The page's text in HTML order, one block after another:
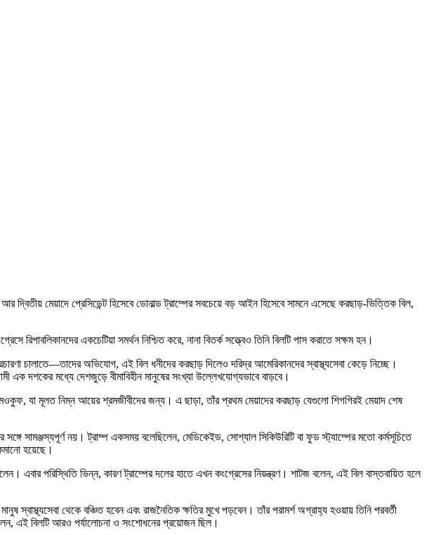
দ্বিতীয় মেয়াদে প্রেসিডেন্ট হিসেবে ডোনাল্ড ট্রাম্পের সবচেয়ে বড় আইন হিসেবে সামনে এসেছে করছাড়-ভিত্তিক বিল,
রিপাবলিকানদের একচেটিয়া সমর্থন নিশ্চিত করে, নানা বিতর্ক সত্ত্বেও তিনি বিলটি পাস করাতে সক্ষম হন।
চালাতে—তাদের অভিযোগ, এই বিল ধনীদের করছাড় দিলেও দরিদ্র আমেরিকানদের স্বাস্থ্যসেবা কেড়ে নিচ্ছে।
এক দশকের মধ্যে দেশজুড়ে বীমাবিহীন মানুষের সংখ্যা উল্লেখযোগ্যভাবে বাড়বে।
যা মূলত নিম্ন আয়ের শ্রমজীবীদের জন্য। এ ছাড়া, তাঁর প্রথম মেয়াদের করছাড় যেগুলো শিগগিরই মেয়াদ শেষ
সামঞ্জস্যপূর্ণ নয়। ট্রাম্প একসময় বলেছিলেন, মেডিকেইড, সোশ্যাল সিকিউরিটি বা ফুড স্ট্যাম্পের মতো কর্মসূচিতে
হয়েছে।
এবার পরিস্থিতি ভিন্ন, কারণ ট্রাম্পের দলের হাতে এখন কংগ্রেসের নিয়ন্ত্রণ। শাটজ বলেন, এই বিল বাস্তবায়িত হলে
স্বাস্থ্যসেবা থেকে বঞ্চিত হবেন এবং রাজনৈতিক ক্ষতির মুখে পড়বেন। তাঁর পরামর্শ অগ্রাহ্য হওয়ায় তিনি পরবর্তী
এই বিলটি আরও পর্যালোচনা ও সংশোধনের প্রয়োজন ছিল।